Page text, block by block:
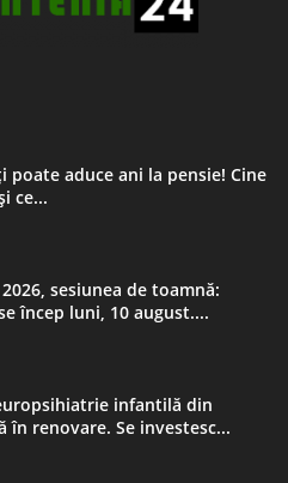
poate aduce ani la pensie! Cine
ce...
sesiunea de toamnă:
încep luni, 10 august....
infantilă din
în renovare. Se investesc...